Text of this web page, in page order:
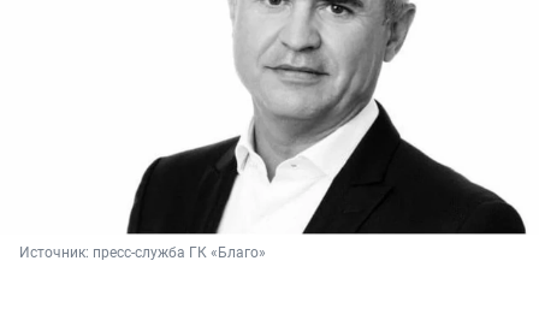
Источник: пресс-служба ГК «Благо»